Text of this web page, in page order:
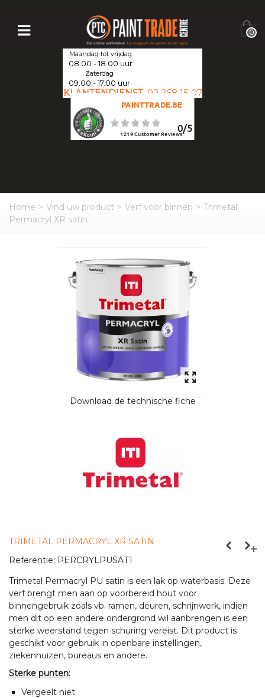
0
Maandag tot vrijdag
08.00 - 18.00 uur
Zaterdag
09.00 - 17.00 uur
KLANTENDIENST: 02 268 15 07
PAINTTRADE.BE
0/5
1219Customer Reviews
Home > Vind uw product > Verf voor binnen > Trimetal
Permacryl XR satin
Download de technische fiche
TRIMETAL PERMACRYL XR SATIN
Referentie: PERCRYLPUSAT1
Trimetal Permacryl PU satin is een lak op waterbasis. Deze
verf brengt men aan op voorbereid hout voor
binnengebruik zoals vb. ramen, deuren, schrijnwerk, indien
men dit op een andere ondergrond wil aanbrengen is een
sterke weerstand tegen schuring vereist. Dit product is
geschikt voor gebruik in openbare instellingen,
ziekenhuizen, bureaus en andere.
Sterke punten:
Vergeelt niet